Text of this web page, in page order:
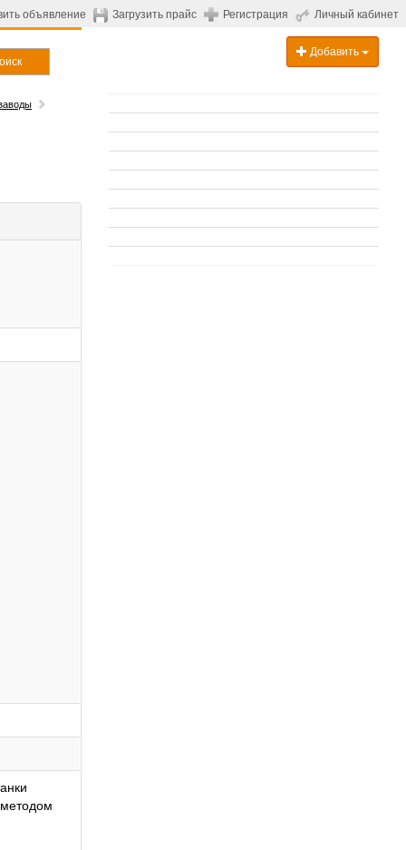
объявление Загрузить прайс Регистрация Личный кабинет
Добавить